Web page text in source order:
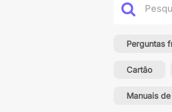
Perguntas
Cartão
Manuais